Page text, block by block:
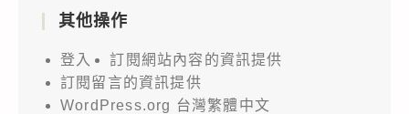
其他操作
登入
訂閱網站內容的資訊提供
訂閱留言的資訊提供
WordPress.org 台灣繁體中文